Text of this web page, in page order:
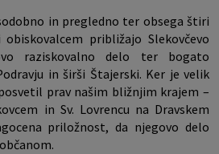
in pregledno ter obsega štiri
približajo Slekovčevo
raziskovalno delo ter bogato
in širši Štajerski. Ker je velik
prav našim bližnjim krajem –
in Sv. Lovrencu na Dravskem
priložnost, da njegovo delo